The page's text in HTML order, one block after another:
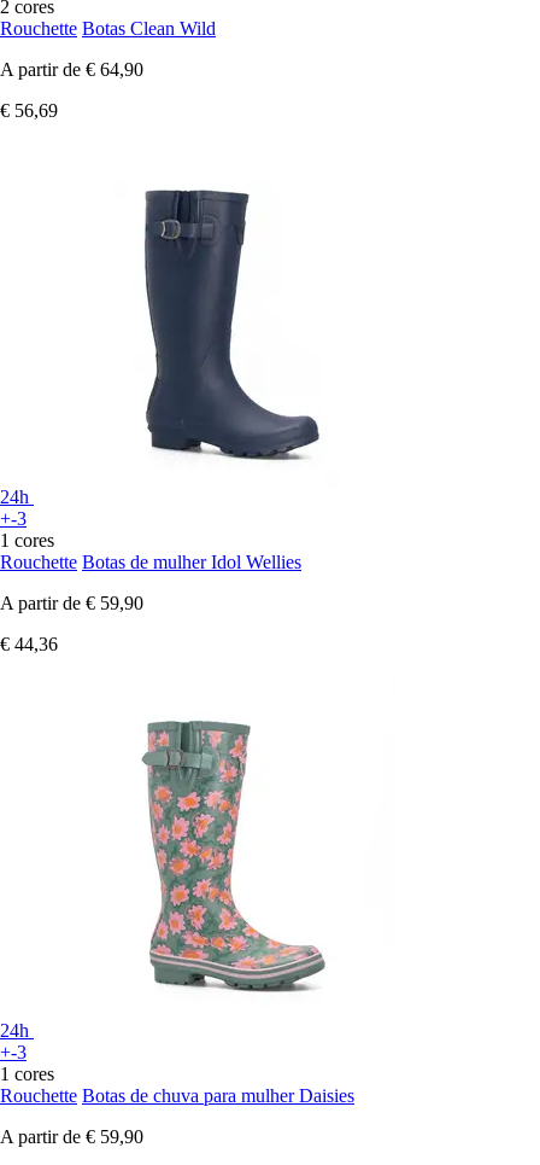
2 cores
Rouchette Botas Clean Wild
A partir de € 64,90
€ 56,69
24h
+-3
1 cores
Rouchette Botas de mulher Idol Wellies
A partir de € 59,90
€ 44,36
24h
+-3
1 cores
Rouchette Botas de chuva para mulher Daisies
A partir de € 59,90